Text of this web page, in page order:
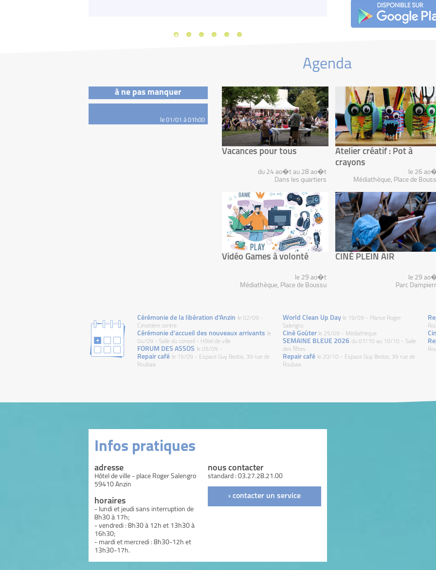
Agenda
à ne pas manquer
le 01/01 à 01h00
Vacances pour tous
du 24 ao�t au 28 ao�t
Dans les quartiers
Atelier créatif : Pot à
crayons
le 26
Médiathèque, Place de
Vidéo Games à volonté
le 29 ao�t
Médiathèque, Place de Boussu
CINÉ PLEIN AIR
le 29
Parc
Cérémonie de la libération d'Anzin le 02/09 -
Cimetière centre
Cérémonie d'accueil des nouveaux arrivants le
04/09 - Salle du conseil - Hôtel de ville
FORUM DES ASSOS le 05/09 -
Repair café le 15/09 - Espace Guy Bedos, 39 rue de
Roubaix
World Clean Up Day le 19/09 - Plance Roger
Salengro
Ciné Goûter le 25/09 - Médiathèque
SEMAINE BLEUE 2026 du 07/10 au 10/10 - Salle
des fêtes
Repair café le 20/10 - Espace Guy Bedos, 39 rue de
Roubaix
Infos pratiques
adresse
Hôtel de ville - place Roger Salengro
59410 Anzin
horaires
- lundi et jeudi sans interruption de
8h30 à 17h;
- vendredi : 8h30 à 12h et 13h30 à
16h30;
- mardi et mercredi : 8h30-12h et
13h30-17h.
nous contacter
standard : 03.27.28.21.00
› contacter un service